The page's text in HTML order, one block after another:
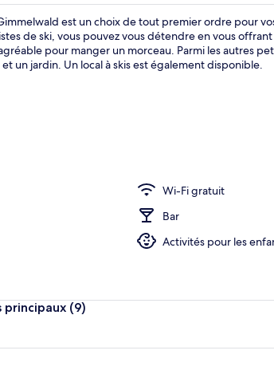
est un choix de tout premier ordre pour
de ski, vous pouvez vous détendre en vous
pour manger un morceau. Parmi les autres
un jardin. Un local à skis est également disponible.
Wi-Fi gratuit
Bar
Activités pour les
principaux (9)